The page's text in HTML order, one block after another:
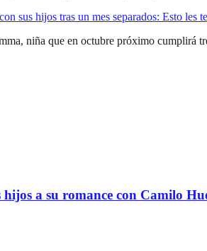
sus hijos tras un mes separados: Esto les
niña que en octubre próximo cumplirá
a su romance con Camilo